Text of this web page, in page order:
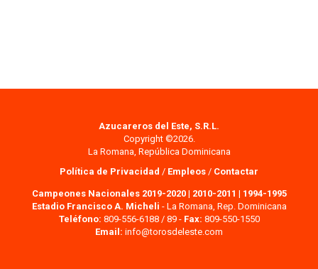
Azucareros del Este, S.R.L.
Copyright ©2026.
La Romana, República Dominicana
Política de Privacidad / Empleos / Contactar
Campeones Nacionales 2019-2020| 2010-2011 | 1994-1995
Estadio Francisco A. Micheli - La Romana, Rep. Dominicana
Teléfono: 809-556-6188 / 89 - Fax: 809-550-1550
Email: info@torosdeleste.com